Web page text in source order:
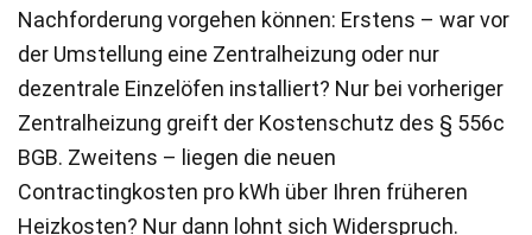
Nachforderung vorgehen können: Erstens – war vor
der Umstellung eine Zentralheizung oder nur
dezentrale Einzelöfen installiert? Nur bei vorheriger
Zentralheizung greift der Kostenschutz des § 556c
BGB. Zweitens – liegen die neuen
Contractingkosten pro kWh über Ihren früheren
Heizkosten? Nur dann lohnt sich Widerspruch.